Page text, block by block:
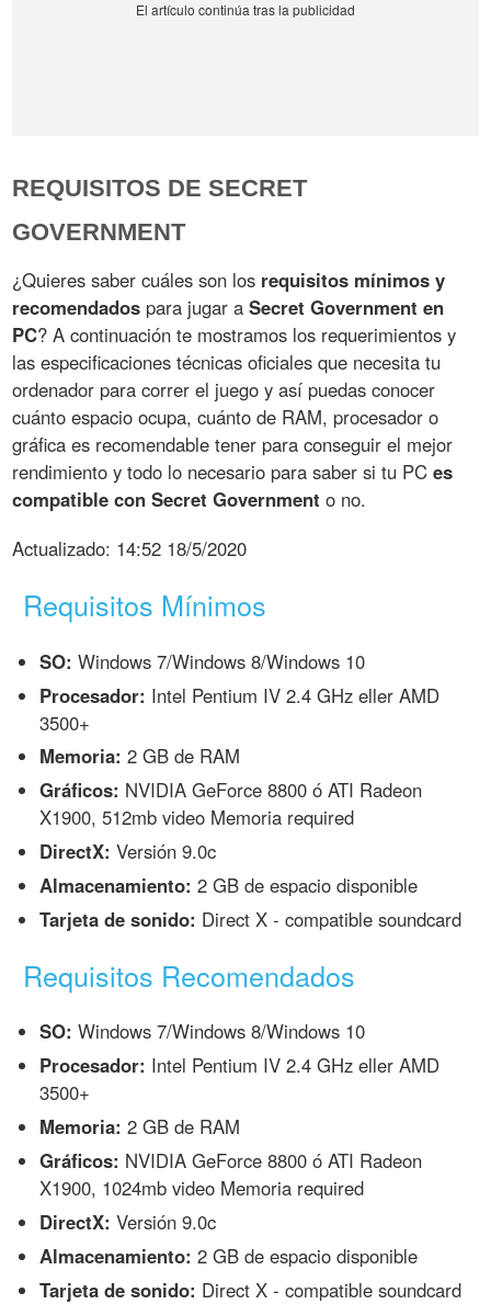
REQUISITOS DE SECRET
GOVERNMENT
¿Quieres saber cuáles son los requisitos mínimos y
recomendados para jugar aSecret Government en
PC? A continuación te mostramos los requerimientos y
las especificaciones técnicas oficiales que necesita tu
ordenador para correr el juego y así puedas conocer
cuánto espacio ocupa, cuánto de RAM, procesador o
gráfica es recomendable tener para conseguir el mejor
rendimiento y todo lo necesario para saber si tu PCes
compatible con Secret Government o no.
Actualizado: 14:52 18/5/2020
Requisitos Mínimos
SO: Windows 7/Windows 8/Windows 10
Procesador: Intel Pentium IV 2.4 GHz eller AMD
3500+
Memoria: 2 GB de RAM
Gráficos: NVIDIA GeForce 8800 ó ATI Radeon
X1900, 512mb video Memoria required
DirectX: Versión 9.0c
Almacenamiento: 2 GB de espacio disponible
Tarjeta de sonido: Direct X - compatible soundcard
Requisitos Recomendados
SO: Windows 7/Windows 8/Windows 10
Procesador: Intel Pentium IV 2.4 GHz eller AMD
3500+
Memoria: 2 GB de RAM
Gráficos: NVIDIA GeForce 8800 ó ATI Radeon
X1900, 1024mb video Memoria required
DirectX: Versión 9.0c
Almacenamiento: 2 GB de espacio disponible
Tarjeta de sonido: Direct X - compatible soundcard